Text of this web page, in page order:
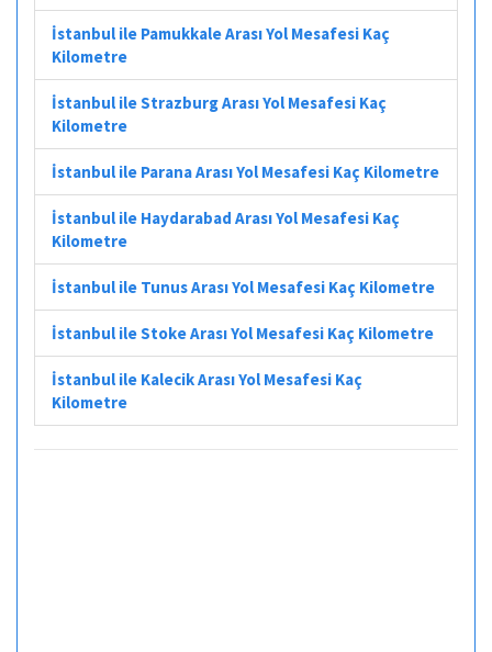
İstanbul ile Pamukkale Arası Yol Mesafesi Kaç
Kilometre
İstanbul ile Strazburg Arası Yol Mesafesi Kaç
Kilometre
İstanbul ile Parana Arası Yol Mesafesi Kaç Kilometre
İstanbul ile Haydarabad Arası Yol Mesafesi Kaç
Kilometre
İstanbul ile Tunus Arası Yol Mesafesi Kaç Kilometre
İstanbul ile Stoke Arası Yol Mesafesi Kaç Kilometre
İstanbul ile Kalecik Arası Yol Mesafesi Kaç
Kilometre